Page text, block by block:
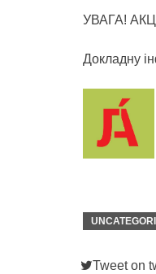
УВАГА!
Докладну
Tweet on